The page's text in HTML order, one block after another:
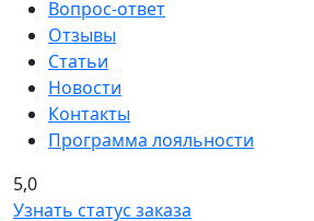
Вопрос-ответ
Отзывы
Статьи
Новости
Контакты
Программа лояльности
5,0
Узнать статус заказа